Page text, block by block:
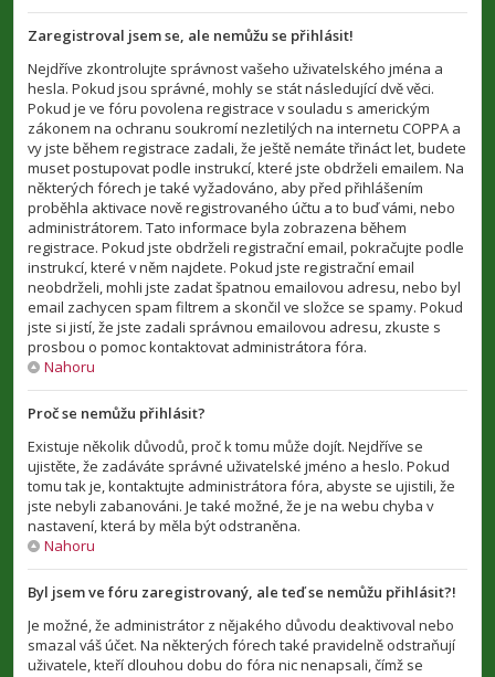
Zaregistroval jsem se, ale nemůžu se přihlásit!
Nejdříve zkontrolujte správnost vašeho uživatelského jména a
hesla. Pokud jsou správné, mohly se stát následující dvě věci.
Pokud je ve fóru povolena registrace v souladu s americkým
zákonem na ochranu soukromí nezletilých na internetu COPPA a
vy jste během registrace zadali, že ještě nemáte třináct let, budete
muset postupovat podle instrukcí, které jste obdrželi emailem. Na
některých fórech je také vyžadováno, aby před přihlášením
proběhla aktivace nově registrovaného účtu a to buď vámi, nebo
administrátorem. Tato informace byla zobrazena během
registrace. Pokud jste obdrželi registrační email, pokračujte podle
instrukcí, které v něm najdete. Pokud jste registrační email
neobdrželi, mohli jste zadat špatnou emailovou adresu, nebo byl
email zachycen spam filtrem a skončil ve složce se spamy. Pokud
jste si jistí, že jste zadali správnou emailovou adresu, zkuste s
prosbou o pomoc kontaktovat administrátora fóra.
Nahoru
Proč se nemůžu přihlásit?
Existuje několik důvodů, proč k tomu může dojít. Nejdříve se
ujistěte, že zadáváte správné uživatelské jméno a heslo. Pokud
tomu tak je, kontaktujte administrátora fóra, abyste se ujistili, že
jste nebyli zabanováni. Je také možné, že je na webu chyba v
nastavení, která by měla být odstraněna.
Nahoru
Byl jsem ve fóru zaregistrovaný, ale teď se nemůžu přihlásit?!
Je možné, že administrátor z nějakého důvodu deaktivoval nebo
smazal váš účet. Na některých fórech také pravidelně odstraňují
uživatele, kteří dlouhou dobu do fóra nic nenapsali, čímž se